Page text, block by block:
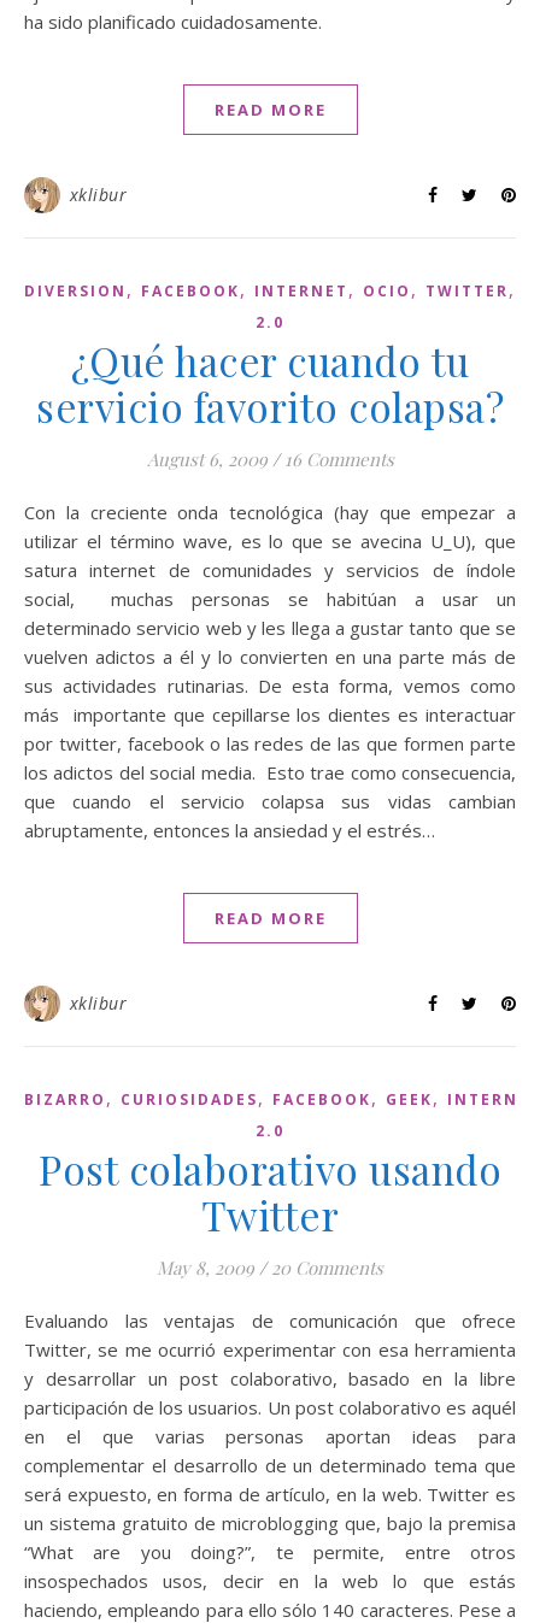
ha sido planificado cuidadosamente.
READ MORE
xklibur
DIVERSION , FACEBOOK, INTERNET , OCIO , TWITTER,
2.0
¿Qué hacer cuando tu
servicio favorito colapsa?
August 6, 2009 / 16 Comments
Con la creciente onda tecnológica (hay que empezar a
utilizar el término wave, es lo que se avecina U_U), que
satura internet de comunidades y servicios de índole
social, muchas personas se habitúan a usar un
determinado servicio web y les llega a gustar tanto que se
vuelven adictos a él y lo convierten en una parte más de
sus actividades rutinarias. De esta forma, vemos como
más importante que cepillarse los dientes es interactuar
por twitter, facebook o las redes de las que formen parte
los adictos del social media. Esto trae como consecuencia,
que cuando el servicio colapsa sus vidas cambian
abruptamente, entonces la ansiedad y el estrés…
READ MORE
xklibur
BIZARRO , CURIOSIDADES, FACEBOOK, GEEK, INTERNET
2.0
Post colaborativo usando
Twitter
May 8, 2009 / 20 Comments
Evaluando las ventajas de comunicación que ofrece
Twitter, se me ocurrió experimentar con esa herramienta
y desarrollar un post colaborativo, basado en la libre
participación de los usuarios. Un post colaborativo es aquél
en el que varias personas aportan ideas para
complementar el desarrollo de un determinado tema que
será expuesto, en forma de artículo, en la web. Twitter es
un sistema gratuito de microblogging que, bajo la premisa
“What are you doing?”, te permite, entre otros
insospechados usos, decir en la web lo que estás
haciendo, empleando para ello sólo 140 caracteres. Pese a